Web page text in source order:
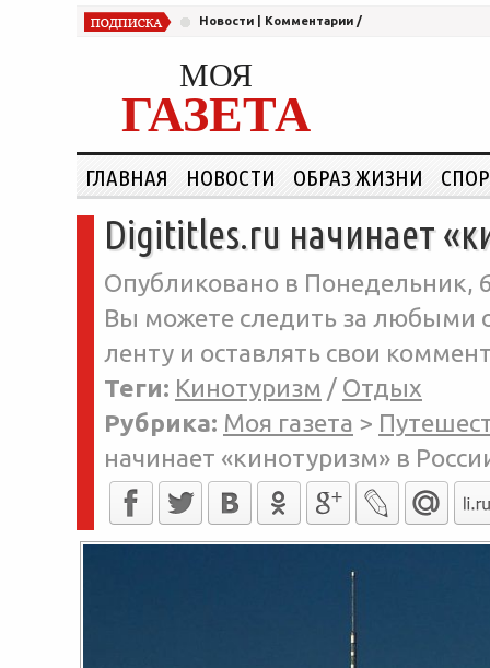
Новости Комментарии /
МОЯ
ГАЗЕТА
ГЛАВНАЯ НОВОСТИ ОБРАЗ ЖИЗНИ
Digititles.ru начинает
Опубликовано в Понедельник,
Вы можете следить за любыми
ленту и оставлять свои
Теги: Кинотуризм / Отдых
Рубрика: Моя газета >
начинает «кинотуризм» в